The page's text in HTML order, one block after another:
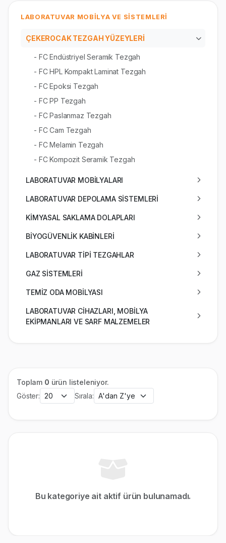
LABORATUVAR MOBİLYA VE SİSTEMLERİ
ÇEKEROCAK TEZGAH YÜZEYLERİ
- FC Endüstriyel Seramik Tezgah
- FC HPL Kompakt Laminat Tezgah
- FC Epoksi Tezgah
- FC PP Tezgah
- FC Paslanmaz Tezgah
- FC Cam Tezgah
- FC Melamin Tezgah
- FC Kompozit Seramik Tezgah
LABORATUVAR MOBİLYALARI
LABORATUVAR DEPOLAMA SİSTEMLERİ
KİMYASAL SAKLAMA DOLAPLARI
BİYOGÜVENLİK KABİNLERİ
LABORATUVAR TİPİ TEZGAHLAR
GAZ SİSTEMLERİ
TEMİZ ODA MOBİLYASI
LABORATUVAR CİHAZLARI, MOBİLYA
EKİPMANLARI VE SARF MALZEMELER
Toplam 0 ürün listeleniyor.
Göster:
Sırala:
Bu kategoriye ait aktif ürün bulunamadı.